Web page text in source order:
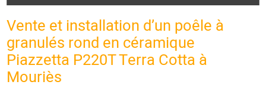
Vente et installation d’un poêle à
granulés rond en céramique
Piazzetta P220T Terra Cotta à
Mouriès